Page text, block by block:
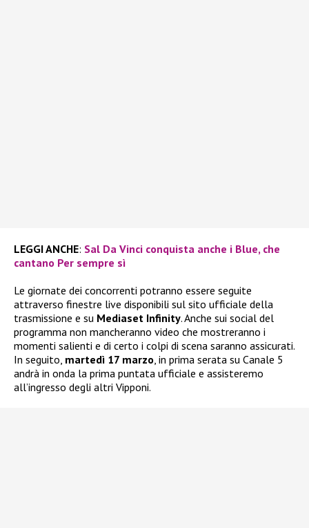
LEGGI ANCHE: Sal Da Vinci conquista anche i Blue, che
cantano Per sempre sì
Le giornate dei concorrenti potranno essere seguite
attraverso finestre live disponibili sul sito ufficiale della
trasmissione e su Mediaset Infinity. Anche sui social del
programma non mancheranno video che mostreranno i
momenti salienti e di certo i colpi di scena saranno assicurati.
In seguito, martedì 17 marzo , in prima serata su Canale 5
andrà in onda la prima puntata ufficiale e assisteremo
all’ingresso degli altri Vipponi.